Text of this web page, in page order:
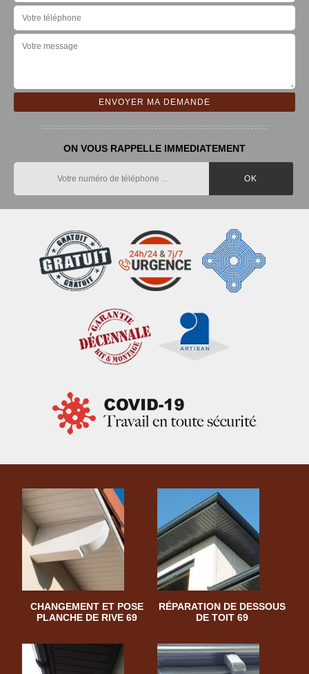
ON VOUS RAPPELLE IMMEDIATEMENT
CHANGEMENT ET POSE
PLANCHE DE RIVE 69
RÉPARATION DE DESSOUS
DE TOIT 69